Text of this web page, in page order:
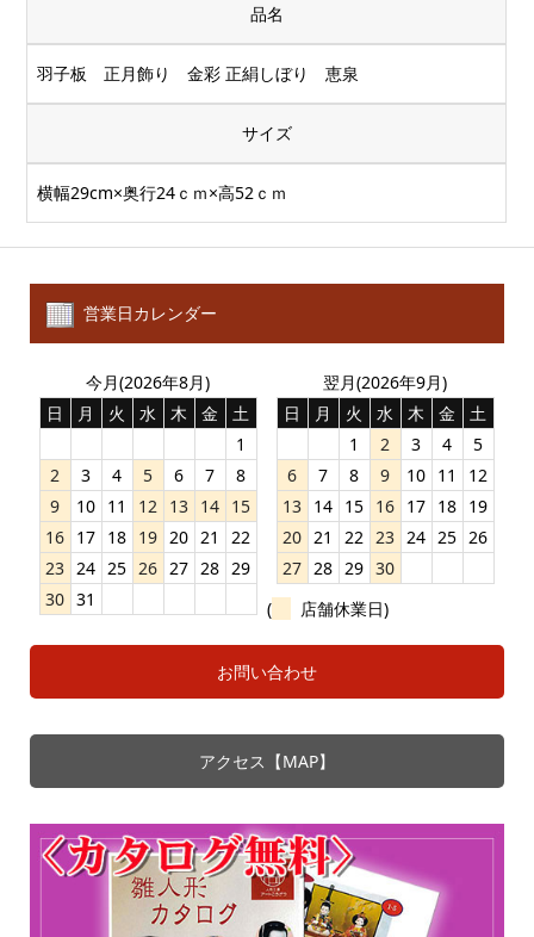
品名
羽子板 正月飾り 金彩 正絹しぼり 恵泉
サイズ
横幅29cm×奥行24ｃｍ×高52ｃｍ
営業日カレンダー
今月(2026年8月)
日
月 火 水 木 金
土
1
2
3 4 5 6 7
8
9
10 11 12 13 14 15
16 17 18 19 20 21
22
23 24 25 26 27 28 29
30 31
翌月(2026年9月)
日
月 火 水 木 金
土
1
2 3 4
5
6
7 8 9 10 11
12
13 14 15 16 17 18 19
20 21 22 23 24 25 26
27 28 29 30
(
店舗休業日)
お問い合わせ
アクセス【MAP】